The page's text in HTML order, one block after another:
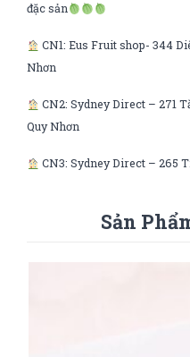
đặc sản
CN1: Eus Fruit shop- 344
Nhơn
CN2: Sydney Direct – 271
Quy Nhơn
CN3: Sydney Direct – 265
Sản